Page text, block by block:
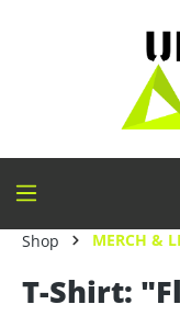
Shop MERCH &
T-Shirt: